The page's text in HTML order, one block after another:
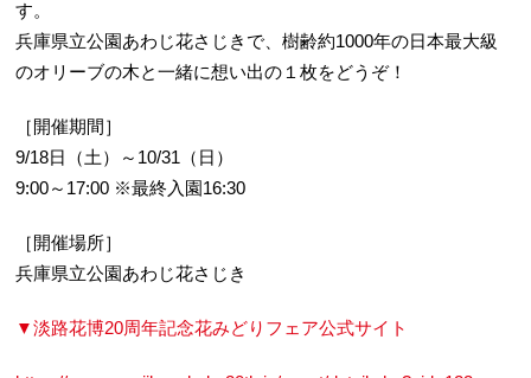
す。
兵庫県立公園あわじ花さじきで、樹齢約1000年の日本最大級
のオリーブの木と一緒に想い出の１枚をどうぞ！
［開催期間］
9/18日（土）～10/31（日）
9:00～17:00 ※最終入園16:30
［開催場所］
兵庫県立公園あわじ花さじき
▼淡路花博20周年記念花みどりフェア公式サイト